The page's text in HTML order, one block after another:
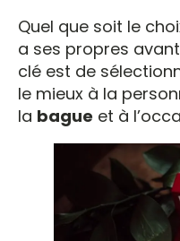
Quel que soit le
a ses propres
clé est de
le mieux à la
la bague et à